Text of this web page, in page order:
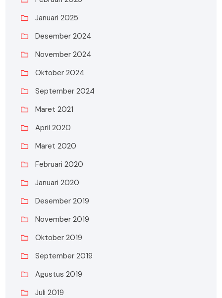
Januari 2025
Desember 2024
November 2024
Oktober 2024
September 2024
Maret 2021
April 2020
Maret 2020
Februari 2020
Januari 2020
Desember 2019
November 2019
Oktober 2019
September 2019
Agustus 2019
Juli 2019